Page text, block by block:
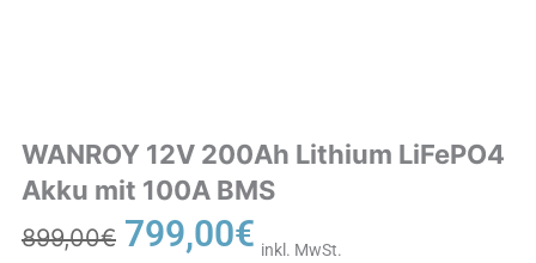
WANROY 12V 200Ah Lithium LiFePO4
Akku mit 100A BMS
899,00€
Ursprünglicher
Preis
799,00€ Preis
inkl. MwSt.